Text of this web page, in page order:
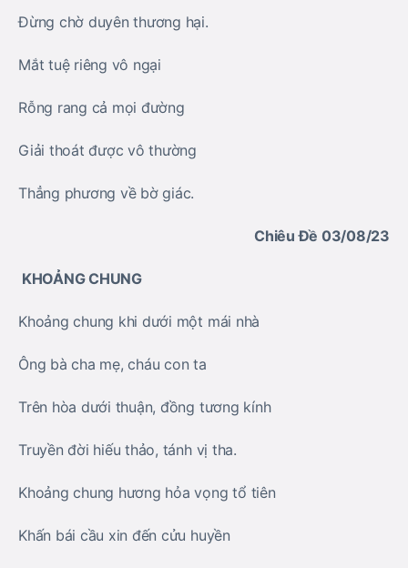
Đừng chờ duyên thương hại.
Mắt tuệ riêng vô ngại
Rỗng rang cả mọi đường
Giải thoát được vô thường
Thẳng phương về bờ giác.
Chiêu Đề 03/08/23
KHOẢNG CHUNG
Khoảng chung khi dưới một mái nhà
Ông bà cha mẹ, cháu con ta
Trên hòa dưới thuận, đồng tương kính
Truyền đời hiếu thảo, tánh vị tha.
Khoảng chung hương hỏa vọng tổ tiên
Khấn bái cầu xin đến cửu huyền